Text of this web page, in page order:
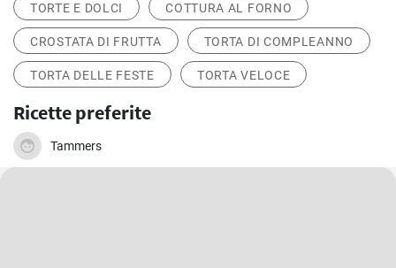
TORTE E DOLCI COTTURA AL FORNO
CROSTATA DI FRUTTA TORTA DI COMPLEANNO
TORTA DELLE FESTE TORTA VELOCE
Ricette preferite
Tammers